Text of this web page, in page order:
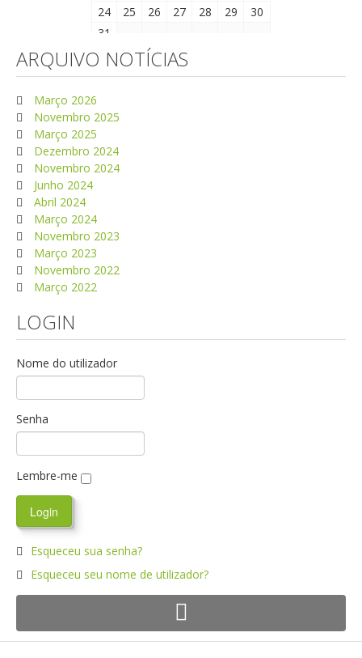
24
25 26 27 28 29
30
31
ARQUIVO NOTÍCIAS
Março 2026
Novembro 2025
Março 2025
Dezembro 2024
Novembro 2024
Junho 2024
Abril 2024
Março 2024
Novembro 2023
Março 2023
Novembro 2022
Março 2022
LOGIN
Nome do utilizador
Senha
Lembre-me
Esqueceu sua senha?
Esqueceu seu nome de utilizador?